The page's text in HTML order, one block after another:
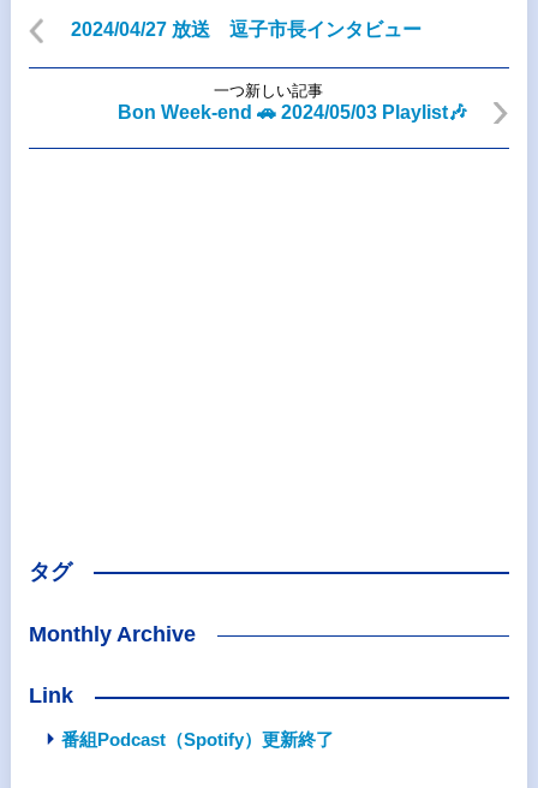
2024/04/27 放送 逗子市長インタビュー
一つ新しい記事
Bon Week-end 🚗 2024/05/03 Playlist🎶
タグ
Monthly Archive
Link
番組Podcast（Spotify）更新終了